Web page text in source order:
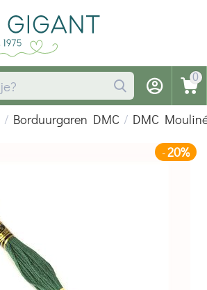
0
/ Borduurgaren DMC / DMC
-20%